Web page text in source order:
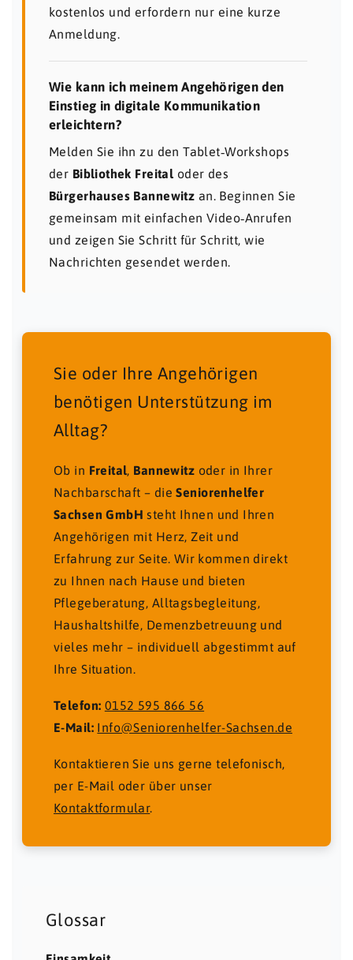
kostenlos und erfordern nur eine kurze
Anmeldung.
Wie kann ich meinem Angehörigen den
Einstieg in digitale Kommunikation
erleichtern?
Melden Sie ihn zu den Tablet‑Workshops
der Bibliothek Freital oder des
Bürgerhauses Bannewitz an. Beginnen Sie
gemeinsam mit einfachen Video‑Anrufen
und zeigen Sie Schritt für Schritt, wie
Nachrichten gesendet werden.
Sie oder Ihre Angehörigen
benötigen Unterstützung im
Alltag?
Ob in Freital Bannewitz oder in Ihrer
Nachbarschaft – dieSeniorenhelfer
Sachsen GmbH steht Ihnen und Ihren
Angehörigen mit Herz, Zeit und
Erfahrung zur Seite. Wir kommen direkt
zu Ihnen nach Hause und bieten
Pflegeberatung, Alltagsbegleitung,
Haushaltshilfe, Demenzbetreuung und
vieles mehr – individuell abgestimmt auf
Ihre Situation.
Telefon: 0152 595 866 56
E-Mail: Info@Seniorenhelfer-Sachsen.de
Kontaktieren Sie uns gerne telefonisch,
per E-Mail oder über unser
Kontaktformular.
Glossar